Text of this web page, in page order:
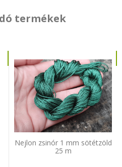
termékek
Nejlon zsinór 1 mm sötétzöld
25 m